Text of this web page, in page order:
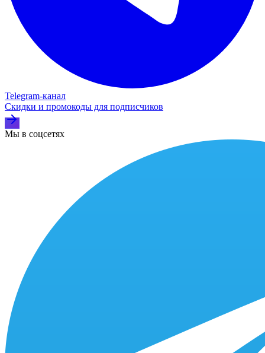
Telegram‑канал
Скидки и промокоды для подписчиков
Мы в соцсетях